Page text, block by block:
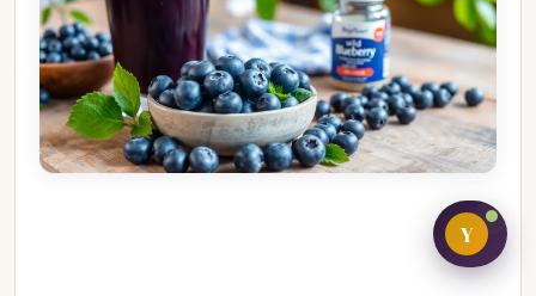
Y